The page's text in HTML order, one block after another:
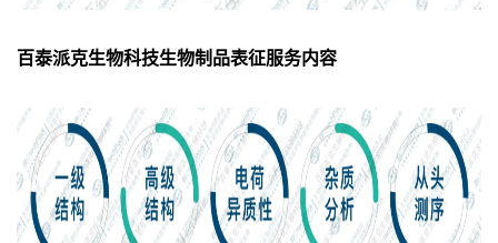
百泰派克生物科技生物制品表征服务内容